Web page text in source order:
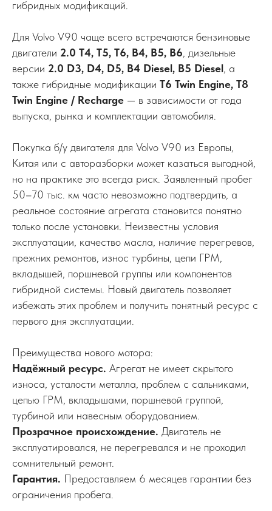
гибридных модификаций.
Для Volvo V90 чаще всего встречаются бензиновые
двигатели 2.0 T4, T5, T6, B4, B5, B6 , дизельные
версии 2.0 D3, D4, D5, B4 Diesel, B5 Diesel , а
также гибридные модификации T6 Twin Engine, T8
Twin Engine / Recharge — в зависимости от года
выпуска, рынка и комплектации автомобиля.
Покупка б/у двигателя для Volvo V90 из Европы,
Китая или с авторазборки может казаться выгодной,
но на практике это всегда риск. Заявленный пробег
50–70 тыс. км часто невозможно подтвердить, а
реальное состояние агрегата становится понятно
только после установки. Неизвестны условия
эксплуатации, качество масла, наличие перегревов,
прежних ремонтов, износ турбины, цепи ГРМ,
вкладышей, поршневой группы или компонентов
гибридной системы. Новый двигатель позволяет
избежать этих проблем и получить понятный ресурс с
первого дня эксплуатации.
Преимущества нового мотора:
Надёжный ресурс. Агрегат не имеет скрытого
износа, усталости металла, проблем с сальниками,
цепью ГРМ, вкладышами, поршневой группой,
турбиной или навесным оборудованием.
Прозрачное происхождение. Двигатель не
эксплуатировался, не перегревался и не проходил
сомнительный ремонт.
Гарантия. Предоставляем 6 месяцев гарантии без
ограничения пробега.